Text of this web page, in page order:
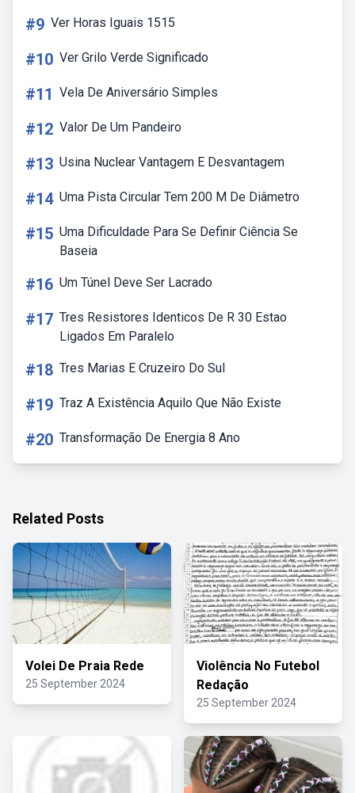
#9 Ver Horas Iguais 1515
#10 Ver Grilo Verde Significado
#11 Vela De Aniversário Simples
#12 Valor De Um Pandeiro
#13 Usina Nuclear Vantagem E Desvantagem
#14 Uma Pista Circular Tem 200 M De Diâmetro
#15 Uma Dificuldade Para Se Definir Ciência Se
Baseia
#16 Um Túnel Deve Ser Lacrado
#17 Tres Resistores Identicos De R 30 Estao
Ligados Em Paralelo
#18 Tres Marias E Cruzeiro Do Sul
#19 Traz A Existência Aquilo Que Não Existe
#20 Transformação De Energia 8 Ano
Related Posts
Volei De Praia Rede
25 September 2024
Violência No Futebol
Redação
25 September 2024